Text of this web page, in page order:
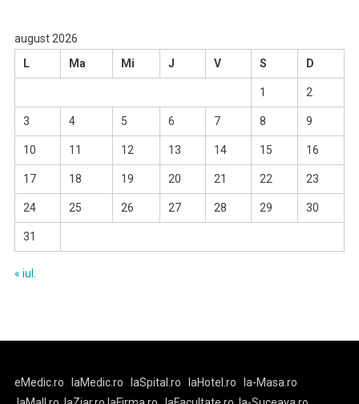
august 2026
L
Ma Mi J V S D
1 2
3 4 5 6 7 8 9
10 11 12 13 14 15 16
17 18 19 20 21 22 23
24 25 26 27 28 29 30
31
« iul.
eMedic.ro laMedic.ro laSpital.ro laHotel.ro
la-Masa.ro